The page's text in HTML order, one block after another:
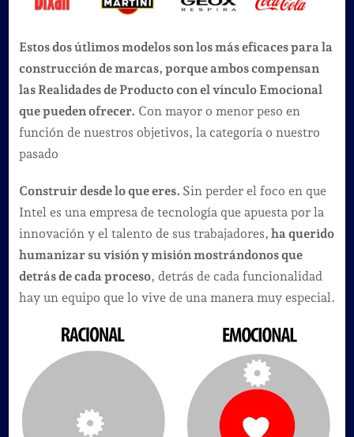
Estos dos útlimos modelos son los más eficaces para la
construcción de marcas, porque ambos compensan
las Realidades de Producto con el vínculo Emocional
que pueden ofrecer. Con mayor o menor peso en
función de nuestros objetivos, la categoría o nuestro
pasado
Construir desde lo que eres. Sin perder el foco en que
Intel es una empresa de tecnología que apuesta por la
innovación y el talento de sus trabajadores, ha querido
humanizar su visión y misión mostrándonos que
detrás de cada proceso, detrás de cada funcionalidad
hay un equipo que lo vive de una manera muy especial.